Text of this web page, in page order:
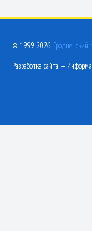
© 1999-2026,
Разработка сайта —